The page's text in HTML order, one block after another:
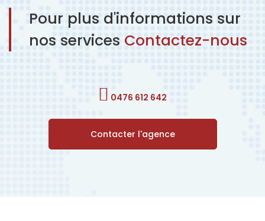
Pour plus d'informations sur
nos services Contactez-nous
0476 612 642
Contacter l'agence